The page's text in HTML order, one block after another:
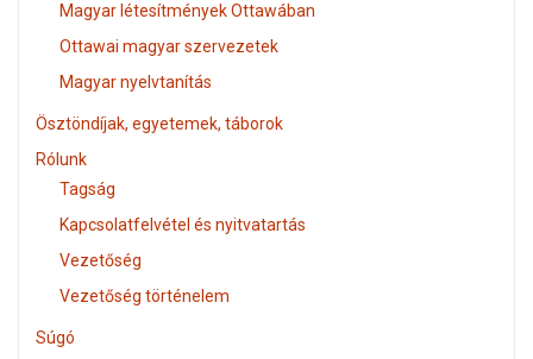
Magyar létesítmények Ottawában
Ottawai magyar szervezetek
Magyar nyelvtanítás
Ösztöndíjak, egyetemek, táborok
Rólunk
Tagság
Kapcsolatfelvétel és nyitvatartás
Vezetőség
Vezetőség történelem
Súgó